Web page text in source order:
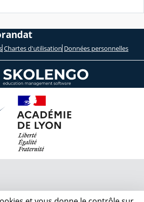
Chartes d'utilisation Données personnelles